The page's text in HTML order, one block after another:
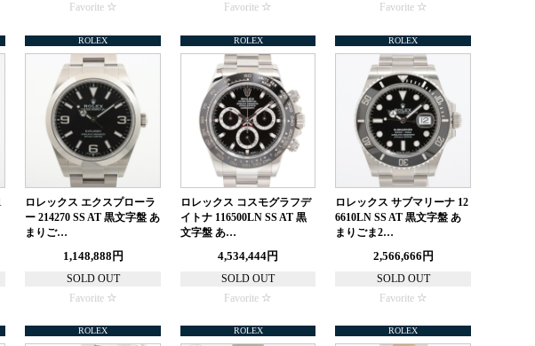
Favorite
Favorite
Favorite
ROLEX
ロレックス エクスプローラ
ー 214270 SS AT 黒文字盤 あ
まりご…
1,148,888円
SOLD OUT
Favorite
ROLEX
ロレックス コスモグラフデ
イトナ 116500LN SS AT 黒
文字盤 あ…
4,534,444円
SOLD OUT
Favorite
ROLEX
ロレックス サブマリーナ 12
6610LN SS AT 黒文字盤 あ
まりごま2…
2,566,666円
SOLD OUT
Favorite
ROLEX ROLEX ROLEX